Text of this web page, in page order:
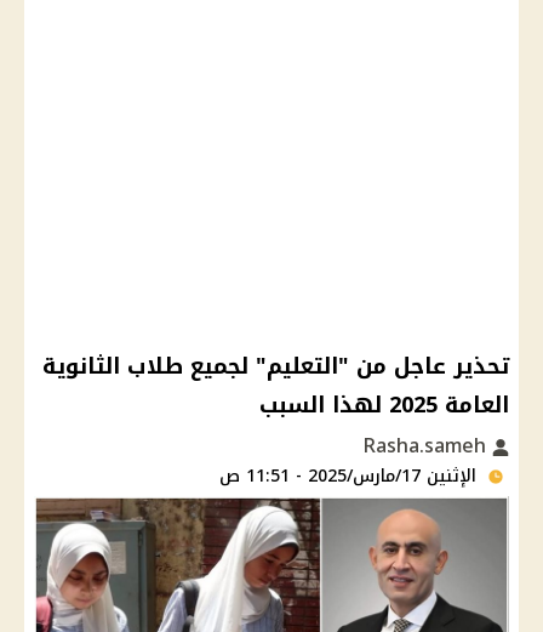
تحذير عاجل من "التعليم" لجميع طلاب الثانوية
العامة 2025 لهذا السبب
الإثنين 17/مارس/2025 - 11:51 ص